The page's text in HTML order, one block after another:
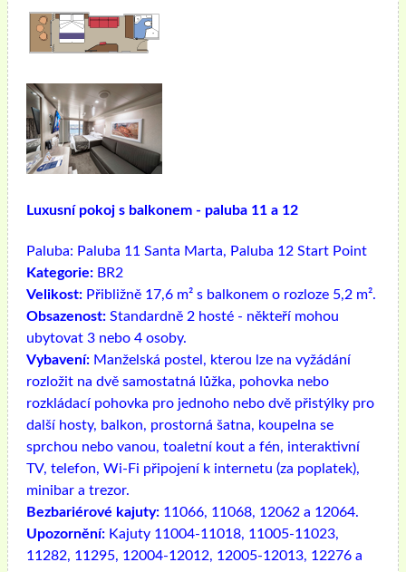
Luxusní pokoj s balkonem - paluba 11 a 12
Paluba: Paluba 11 Santa Marta, Paluba 12 Start Point
Kategorie: BR2
Velikost: Přibližně 17,6 m² s balkonem o rozloze 5,2 m².
Obsazenost: Standardně 2 hosté - někteří mohou
ubytovat 3 nebo 4 osoby.
Vybavení: Manželská postel, kterou lze na vyžádání
rozložit na dvě samostatná lůžka, pohovka nebo
rozkládací pohovka pro jednoho nebo dvě přistýlky pro
další hosty, balkon, prostorná šatna, koupelna se
sprchou nebo vanou, toaletní kout a fén, interaktivní
TV, telefon, Wi-Fi připojení k internetu (za poplatek),
minibar a trezor.
Bezbariérové ​​kajuty: 11066, 11068, 12062 a 12064.
Upozornění: Kajuty 11004-11018, 11005-11023,
11282, 11295, 12004-12012, 12005-12013, 12276 a